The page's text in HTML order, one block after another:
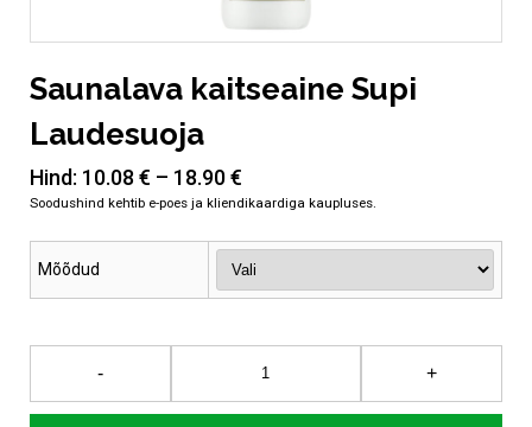
Saunalava kaitseaine Supi
Laudesuoja
Hind: 10.08 € – 18.90€
Mõõdud
-
Supi
+